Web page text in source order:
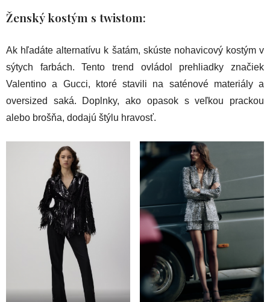
Ženský kostým s twistom:
Ak hľadáte alternatívu k šatám, skúste nohavicový kostým v
sýtych farbách. Tento trend ovládol prehliadky značiek
Valentino a Gucci, ktoré stavili na saténové materiály a
oversized saká. Doplnky, ako opasok s veľkou prackou
alebo brošňa, dodajú štýlu hravosť.